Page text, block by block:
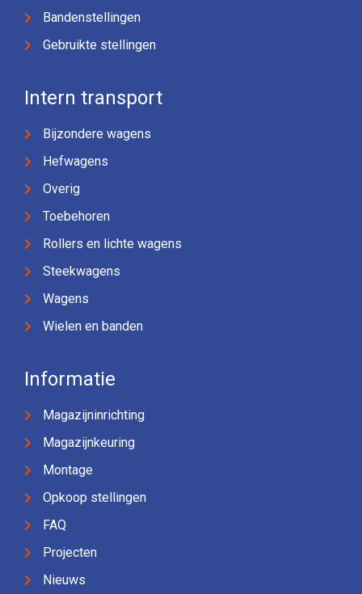
Bandenstellingen
Gebruikte stellingen
Intern transport
Bijzondere wagens
Hefwagens
Overig
Toebehoren
Rollers en lichte wagens
Steekwagens
Wagens
Wielen en banden
Informatie
Magazijninrichting
Magazijnkeuring
Montage
Opkoop stellingen
FAQ
Projecten
Nieuws